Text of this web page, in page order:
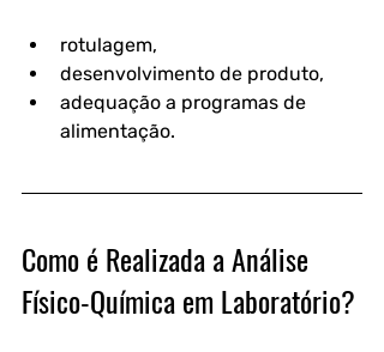
rotulagem,
desenvolvimento de produto,
adequação a programas de
alimentação.
Como é Realizada a Análise
Físico-Química em Laboratório?